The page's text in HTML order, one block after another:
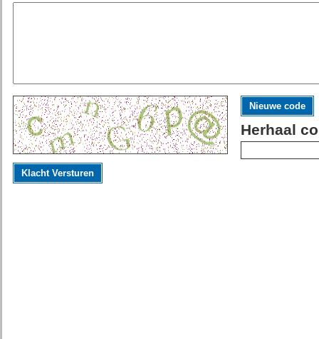
Nieuwe code
Herhaal
Klacht Versturen